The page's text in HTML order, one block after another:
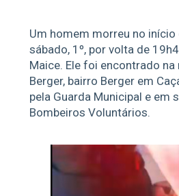
Um homem morreu no
sábado, 1º, por volta de
Maice. Ele foi encontrado na
Berger, bairro Berger em
pela Guarda Municipal e em
Bombeiros Voluntários.